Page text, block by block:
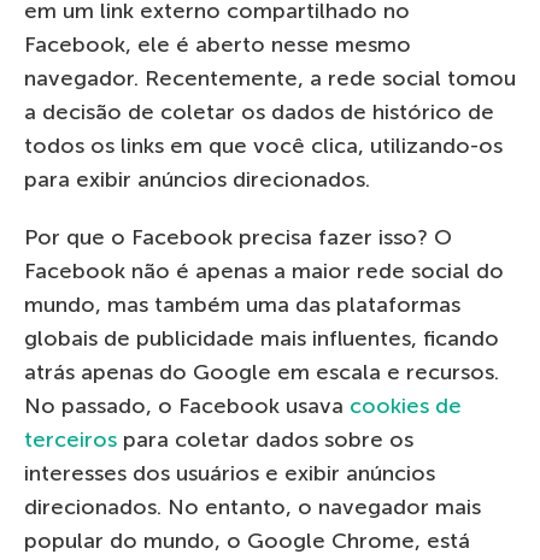
em um link externo compartilhado no
Facebook, ele é aberto nesse mesmo
navegador. Recentemente, a rede social tomou
a decisão de coletar os dados de histórico de
todos os links em que você clica, utilizando-os
para exibir anúncios direcionados.
Por que o Facebook precisa fazer isso? O
Facebook não é apenas a maior rede social do
mundo, mas também uma das plataformas
globais de publicidade mais influentes, ficando
atrás apenas do Google em escala e recursos.
No passado, o Facebook usava cookies de
terceiros para coletar dados sobre os
interesses dos usuários e exibir anúncios
direcionados. No entanto, o navegador mais
popular do mundo, o Google Chrome, está